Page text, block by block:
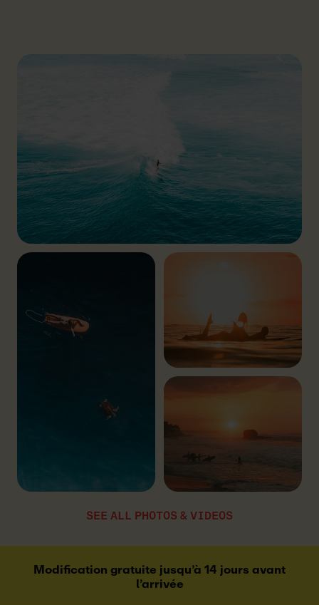
SEE ALL PHOTOS & VIDEOS
Modification gratuite jusqu’à 14 jours avant
l’arrivée